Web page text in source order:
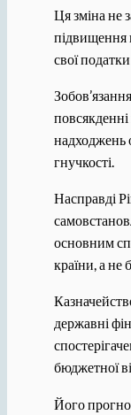
Ця зміна не
підвищення
свої
надходжень
гнучкості.
Насправді
основним
країни, а не
державні
бюджетної
Його